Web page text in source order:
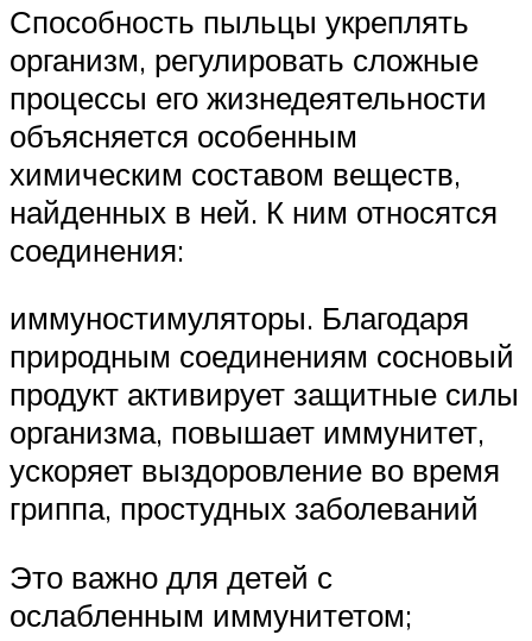
Способность пыльцы укреплять
организм, регулировать сложные
процессы его жизнедеятельности
объясняется особенным
химическим составом веществ,
найденных в ней. К ним относятся
соединения:
иммуностимуляторы. Благодаря
природным соединениям сосновый
продукт активирует защитные силы
организма, повышает иммунитет,
ускоряет выздоровление во время
гриппа, простудных заболеваний
Это важно для детей с
ослабленным иммунитетом;